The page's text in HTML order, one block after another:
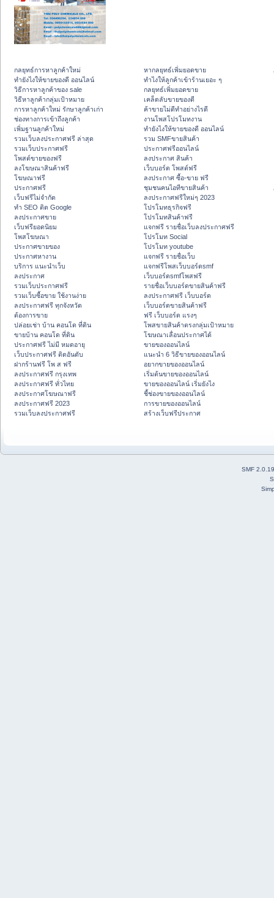
กลยุทธ์การหาลูกค้าใหม่
ทํายังไงให้ขายของดี ออนไลน์
วิธีการหาลูกค้าของ sale
วิธีหาลูกค้ากลุ่มเป้าหมาย
การหาลูกค้าใหม่ รักษาลูกค้าเก่า
ช่องทางการเข้าถึงลูกค้า
เพิ่มฐานลูกค้าใหม่
รวมเว็บลงประกาศฟรี ล่าสุด
รวมเว็บประกาศฟรี
โพสต์ขายของฟรี
ลงโฆษณาสินค้าฟรี
โฆษณาฟรี
ประกาศฟรี
เว็บฟรีไม่จำกัด
ทำ SEO ติด Google
ลงประกาศขาย
เว็บฟรียอดนิยม
โพสโฆษณา
ประกาศขายของ
ประกาศหางาน
บริการ แนะนำเว็บ
ลงประกาศ
รวมเว็บประกาศฟรี
รวมเว็บซื้อขาย ใช้งานง่าย
ลงประกาศฟรี ทุกจังหวัด
ต้องการขาย
ปล่อยเช่า บ้าน คอนโด ที่ดิน
ขายบ้าน คอนโด ที่ดิน
ประกาศฟรี ไม่มี หมดอายุ
เว็บประกาศฟรี ติดอันดับ
ฝากร้านฟรี โพ ส ฟรี
ลงประกาศฟรี กรุงเทพ
ลงประกาศฟรี ทั่วไทย
ลงประกาศโฆษณาฟรี
ลงประกาศฟรี 2023
รวมเว็บลงประกาศฟรี
หากลยุทธ์เพิ่มยอดขาย
ทําไงให้ลูกค้าเข้าร้านเยอะ ๆ
กลยุทธ์เพิ่มยอดขาย
เคล็ดลับขายของดี
ค้าขายไม่ดีทำอย่างไรดี
งานโพสโปรโมทงาน
ทํายังไงให้ขายของดี ออนไลน์
รวม SMFขายสินค้า
ประกาศฟรีออนไลน์
ลงประกาศ สินค้า
เว็บบอร์ด โพสต์ฟรี
ลงประกาศ ซื้อ-ขาย ฟรี
ชุมชนคนไอทีขายสินค้า
ลงประกาศฟรีใหม่ๆ 2023
โปรโมทธุรกิจฟรี
โปรโมทสินค้าฟรี
แจกฟรี รายชื่อเว็บลงประกาศฟรี
โปรโมท Social
โปรโมท youtube
แจกฟรี รายชื่อเว็บ
แจกฟรีโพสเว็บบอร์ดsmf
เว็บบอร์ดsmfโพสฟรี
รายชื่อเว็บบอร์ดขายสินค้าฟรี
ลงประกาศฟรี เว็บบอร์ด
เว็บบอร์ดขายสินค้าฟรี
ฟรี เว็บบอร์ด แรงๆ
โพสขายสินค้าตรงกลุ่มเป้าหมาย
โฆษณาเลื่อนประกาศได้
ขายของออนไลน์
แนะนำ 6 วิธีขายของออนไลน์
อยากขายของออนไลน์
เริ่มต้นขายของออนไลน์
ขายของออนไลน์ เริ่มยังไง
ชี้ช่องขายของออนไลน์
การขายของออนไลน์
สร้างเว็บฟรีประกาศ
SMF 2.0.19